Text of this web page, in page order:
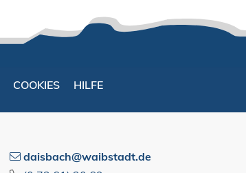
COOKIES HILFE
daisbach@waibstadt.de